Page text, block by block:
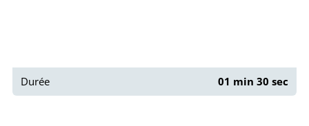
Durée 01 min 30 sec